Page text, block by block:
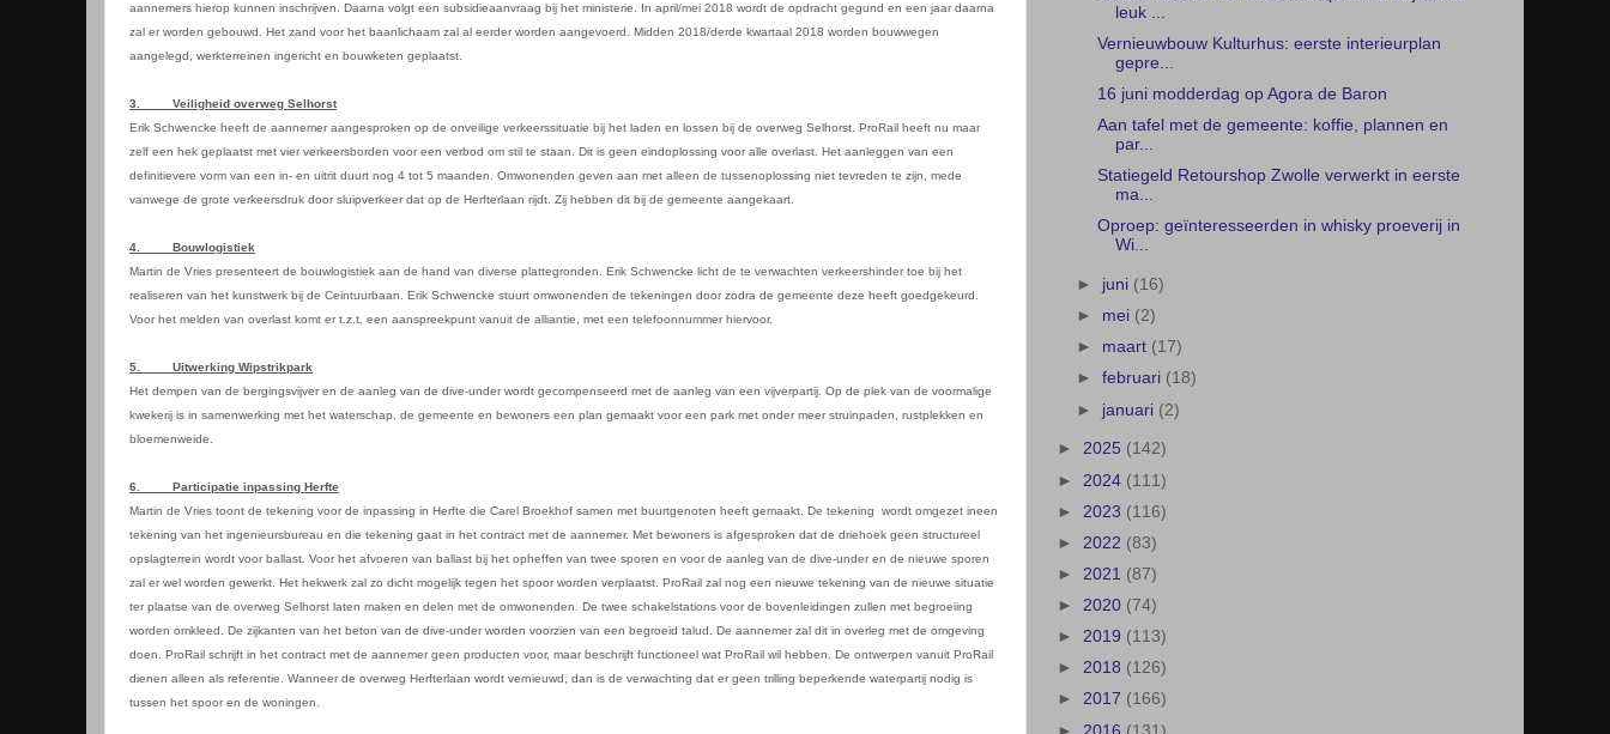
aannemers hierop kunnen inschrijven. Daarna volgt een subsidieaanvraag bij het ministerie. In april/mei 2018 wordt de opdracht gegund en een jaar daarna
zal er worden gebouwd. Het zand voor het baanlichaam zal al eerder worden aangevoerd. Midden 2018/derde kwartaal 2018 worden bouwwegen
aangelegd, werkterreinen ingericht en bouwketen geplaatst.
3.
Veiligheid overweg Selhorst
Erik Schwencke heeft de aannemer aangesproken op de onveilige verkeerssituatie bij het laden en lossen bij de overweg Selhorst. ProRail heeft nu maar
zelf een hek geplaatst met vier verkeersborden voor een verbod om stil te staan. Dit is geen eindoplossing voor alle overlast. Het aanleggen van een
definitievere vorm van een in- en uitrit duurt nog 4 tot 5 maanden. Omwonenden geven aan met alleen de tussenoplossing niet tevreden te zijn, mede
vanwege de grote verkeersdruk door sluipverkeer dat op de Herfterlaan rijdt. Zij hebben dit bij de gemeente aangekaart.
4.
Bouwlogistiek
Martin de Vries presenteert de bouwlogistiek aan de hand van diverse plattegronden. Erik Schwencke licht de te verwachten verkeershinder toe bij het
realiseren van het kunstwerk bij de Ceintuurbaan. Erik Schwencke stuurt omwonenden de tekeningen door zodra de gemeente deze heeft goedgekeurd.
Voor het melden van overlast komt er t.z.t. een aanspreekpunt vanuit de alliantie, met een telefoonnummer hiervoor.
5.
Uitwerking Wipstrikpark
Het dempen van de bergingsvijver en de aanleg van de dive-under wordt gecompenseerd met de aanleg van een vijverpartij. Op de plek van de voormalige
kwekerij is in samenwerking met het waterschap, de gemeente en bewoners een plan gemaakt voor een park met onder meer struinpaden, rustplekken en
bloemenweide.
6.
Participatie inpassing Herfte
Martin de Vries toont de tekening voor de inpassing in Herfte die Carel Broekhof samen met buurtgenoten heeft gemaakt. De tekening
wordt omgezet ineen
tekening van het ingenieursbureau en die tekening gaat in het contract met de aannemer. Met bewoners is afgesproken dat de driehoek geen structureel
opslagterrein wordt voor ballast. Voor het afvoeren van ballast bij het opheffen van twee sporen en voor de aanleg van de dive-under en de nieuwe sporen
zal er wel worden gewerkt. Het hekwerk zal zo dicht mogelijk tegen het spoor worden verplaatst. ProRail zal nog een nieuwe tekening van de nieuwe situatie
ter plaatse van de overweg Selhorst laten maken en delen met de omwonenden. De twee schakelstations voor de bovenleidingen zullen met begroeiing
worden omkleed. De zijkanten van het beton van de dive-under worden voorzien van een begroeid talud. De aannemer zal dit in overleg met de omgeving
doen. ProRail schrijft in het contract met de aannemer geen producten voor, maar beschrijft functioneel wat ProRail wil hebben. De ontwerpen vanuit ProRail
dienen alleen als referentie. Wanneer de overweg Herfterlaan wordt vernieuwd, dan is de verwachting dat er geen trilling beperkende waterpartij nodig is
tussen het spoor en de woningen.
Aan tafel met de gemeente: koffie, plannen en
Statiegeld Retourshop Zwolle verwerkt in eerste
Wi...
►juni(16)
mei(2)
►maart(17)
►januari(2)
(142)
2024
(111)
(87)
(74)
(113)
(126)
(166)
(131)
(150)
(155)
(79)